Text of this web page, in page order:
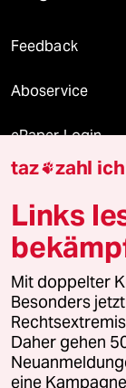
Feedback
Aboservice
ePaper Login
Downloads für
© 2026 taz
Alle Rechte
wenden Sie sich bitte
Feedback
taz zahl ich
Links
Mit doppelter
Besonders
Daher gehen
eine